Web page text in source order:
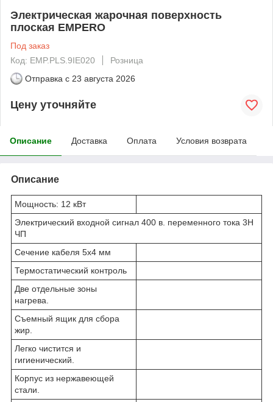
Электрическая жарочная поверхность
плоская EMPERO
Под заказ
Код: EMP.PLS.9IE020
Розница
Отправка с 23 августа 2026
Цену уточняйте
Описание Доставка Оплата Условия возврата
Описание
Мощность: 12 кВт
Электрический входной сигнал 400 в. переменного тока 3Н
ЧП
Сечение кабеля 5х4 мм
Термостатический контроль
Две отдельные зоны
нагрева.
Съемный ящик для сбора
жир.
Легко чистится и
гигиенический.
Корпус из нержавеющей
стали.